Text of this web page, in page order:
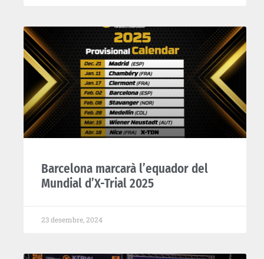
Barcelona marcarà l’equador del
Mundial d’X-Trial 2025
23 desembre, 2024